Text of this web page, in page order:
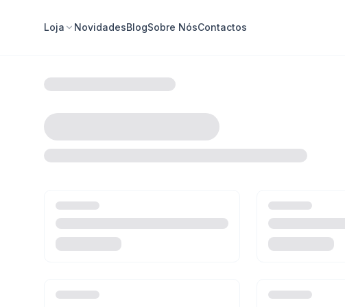
Loja NovidadesBlogSobre NósContactos